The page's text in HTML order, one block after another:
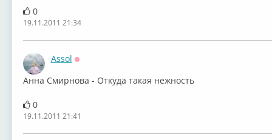
0
19.11.2011 21:34
Assol
Анна Смирнова - Откуда такая нежность
0
19.11.2011 21:41